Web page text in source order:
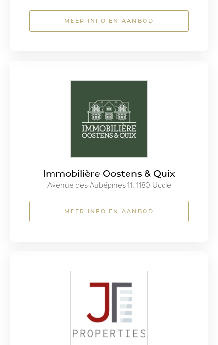
MEER INFO EN AANBOD
Immobilière Oostens & Quix
Avenue des Aubépines 11, 1180 Uccle
MEER INFO EN AANBOD